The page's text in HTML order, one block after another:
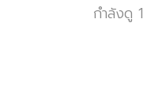
กำลังดู